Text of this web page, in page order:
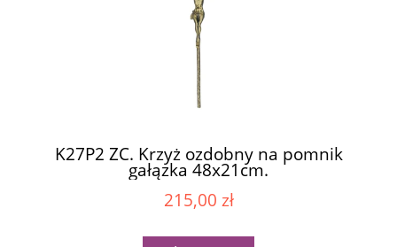
K27P2 ZC. Krzyż ozdobny na pomnik
gałązka 48x21cm.
215,00 zł